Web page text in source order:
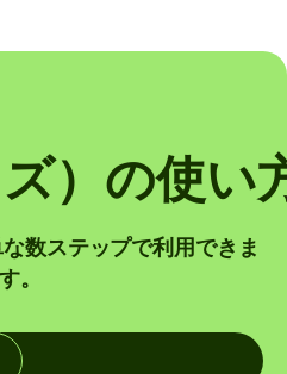
）の使い
数ステップで利用できま
す。